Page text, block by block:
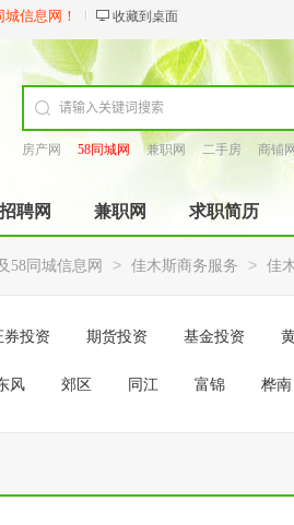
信息网！ 收藏到桌面
房产网
58同城网 兼职网 二手房 商铺网
招聘网 兼职网 求职简历
58同城信息网 > 佳木斯商务服务 > 佳
券投资 期货投资 基金投资
风 郊区 同江 富锦 桦南